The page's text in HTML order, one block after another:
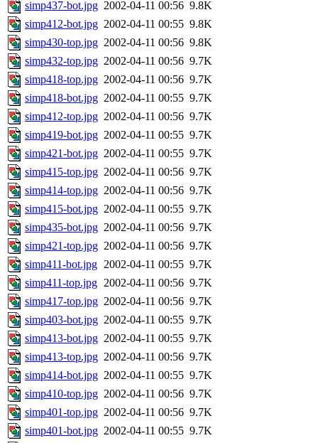
simp437-bot.jpg 2002-04-11 00:56 9.8K
simp412-bot.jpg 2002-04-11 00:55 9.8K
simp430-top.jpg 2002-04-11 00:56 9.8K
simp432-top.jpg 2002-04-11 00:56 9.7K
simp418-top.jpg 2002-04-11 00:56 9.7K
simp418-bot.jpg 2002-04-11 00:55 9.7K
simp412-top.jpg 2002-04-11 00:56 9.7K
simp419-bot.jpg 2002-04-11 00:55 9.7K
simp421-bot.jpg 2002-04-11 00:55 9.7K
simp415-top.jpg 2002-04-11 00:56 9.7K
simp414-top.jpg 2002-04-11 00:56 9.7K
simp415-bot.jpg 2002-04-11 00:55 9.7K
simp435-bot.jpg 2002-04-11 00:56 9.7K
simp421-top.jpg 2002-04-11 00:56 9.7K
simp411-bot.jpg 2002-04-11 00:55 9.7K
simp411-top.jpg 2002-04-11 00:56 9.7K
simp417-top.jpg 2002-04-11 00:56 9.7K
simp403-bot.jpg 2002-04-11 00:55 9.7K
simp413-bot.jpg 2002-04-11 00:55 9.7K
simp413-top.jpg 2002-04-11 00:56 9.7K
simp414-bot.jpg 2002-04-11 00:55 9.7K
simp410-top.jpg 2002-04-11 00:56 9.7K
simp401-top.jpg 2002-04-11 00:56 9.7K
simp401-bot.jpg 2002-04-11 00:55 9.7K